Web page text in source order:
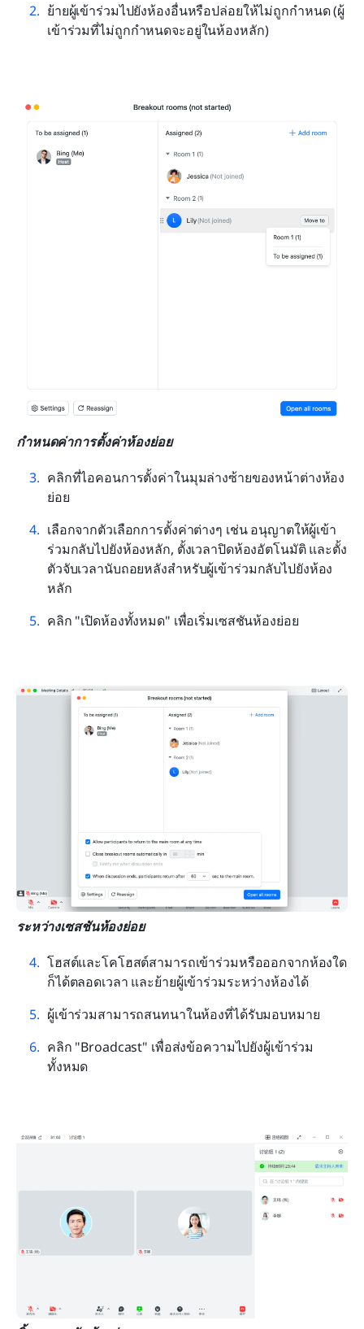
ย้ายผู้เข้าร่วมไปยังห้องอื่นหรือปล่อยให้ไม่ถูกกำหนด (ผู้
เข้าร่วมที่ไม่ถูกกำหนดจะอยู่ในห้องหลัก)
กำหนดค่าการตั้งค่าห้องย่อย
คลิกที่ไอคอนการตั้งค่าในมุมล่างซ้ายของหน้าต่างห้อง
ย่อย
เลือกจากตัวเลือกการตั้งค่าต่างๆ เช่น อนุญาตให้ผู้เข้า
ร่วมกลับไปยังห้องหลัก, ตั้งเวลาปิดห้องอัตโนมัติ และตั้ง
ตัวจับเวลานับถอยหลังสำหรับผู้เข้าร่วมกลับไปยังห้อง
หลัก
คลิก "เปิดห้องทั้งหมด" เพื่อเริ่มเซสชันห้องย่อย
ระหว่างเซสชันห้องย่อย
โฮสต์และโคโฮสต์สามารถเข้าร่วมหรือออกจากห้องใด
ก็ได้ตลอดเวลา และย้ายผู้เข้าร่วมระหว่างห้องได้
ผู้เข้าร่วมสามารถสนทนาในห้องที่ได้รับมอบหมาย
คลิก "Broadcast" เพื่อส่งข้อความไปยังผู้เข้าร่วม
ทั้งหมด